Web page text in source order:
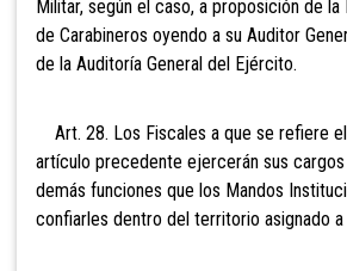
Militar, según el caso, a proposición de la
de Carabineros oyendo a su Auditor
de la Auditoría General del Ejército.
Art. 28. Los Fiscales a que se refiere
artículo precedente ejercerán sus
demás funciones que los Mandos
confiarles dentro del territorio asignado